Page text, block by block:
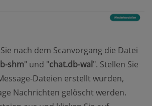
nach dem Scanvorgang die Datei
shm" und "chat.db-wal". Stellen Sie
Dateien erstellt wurden,
Nachrichten gelöscht werden.